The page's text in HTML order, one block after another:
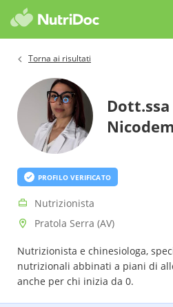
Torna ai risultati
PROFILO VERIFICATO
Nutrizionista
Pratola Serra (AV)
Nutrizionista e chinesiologa,
nutrizionali abbinati a piani di
anche per chi inizia da 0.